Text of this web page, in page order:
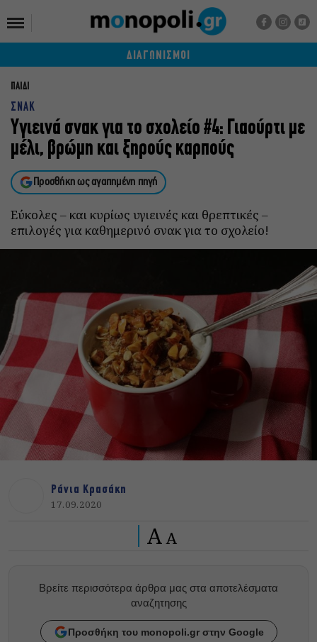
ΔΙΑΓΩΝΙΣΜΟΙ
ΠΑΙΔΙ
ΣΝΑΚ
Υγιεινά σνακ για το σχολείο #4: Γιαούρτι με
μέλι, βρώμη και ξηρούς καρπούς
Προσθήκη ως αγαπημένη πηγή
Εύκολες – και κυρίως υγιεινές και θρεπτικές –
επιλογές για καθημερινό σνακ για το σχολείο!
Ράνια Κρασάκη
17.09.2020
A A
Βρείτε περισσότερα άρθρα μας στα αποτελέσματα
αναζητησης
Προσθήκη του monopoli.gr στην Google